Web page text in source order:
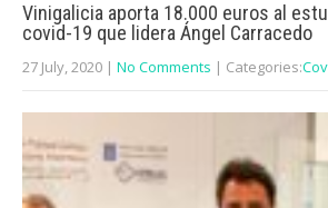
Vinigalicia aporta 18.000 euros al
covid-19 que lidera Ángel Carracedo
27 July, 2020 | No Comments | Categories: